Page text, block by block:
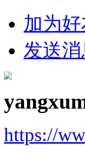
加为好
发送消
https://